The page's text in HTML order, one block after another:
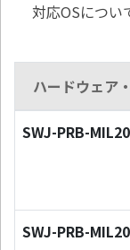
対応OSについ
ハードウェア
SWJ-PRB-
SWJ-PRB-